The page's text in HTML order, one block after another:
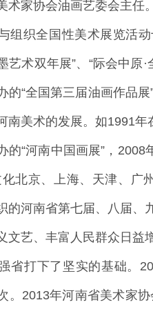
术家协会油画艺委会主任。
全国性美术展览活动十
艺术双年展”、“际会中原
的“全国第三届油画作品
南美术的发展。如1991年
的“河南中国画展”，
化北京、上海、天津、广
的河南省第七届、八届、
文艺、丰富人民群众日益
省打下了坚实的基础。
。2013年河南省美术家